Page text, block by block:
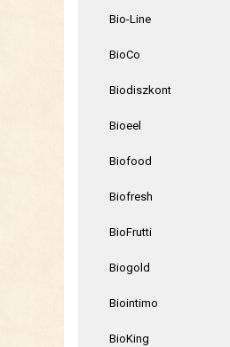
Bio-Line
BioCo
Biodiszkont
Bioeel
Biofood
Biofresh
BioFrutti
Biogold
Biointimo
BioKing